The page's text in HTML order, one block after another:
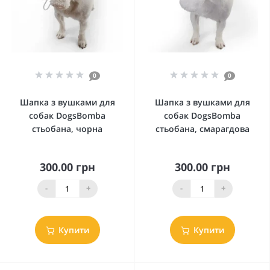
0
Шапка з вушками для
собак DogsBomba
стьобана, чорна
300.00 грн
- +
Купити
0
Шапка з вушками для
собак DogsBomba
стьобана, смарагдова
300.00 грн
- +
Купити